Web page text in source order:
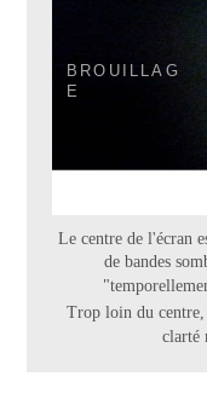
Le centre de l'écran
de bandes
Trop loin du centre,
clarté
BROUILLAG
E